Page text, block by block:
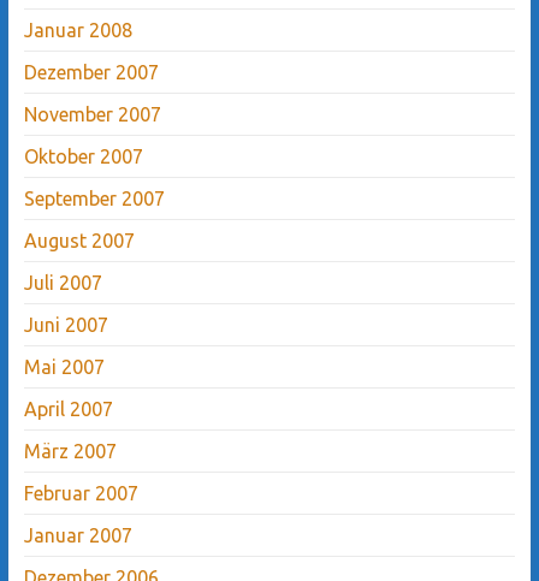
Januar 2008
Dezember 2007
November 2007
Oktober 2007
September 2007
August 2007
Juli 2007
Juni 2007
Mai 2007
April 2007
März 2007
Februar 2007
Januar 2007